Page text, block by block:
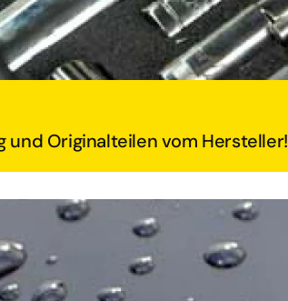
und Originalteilen vom Hersteller!